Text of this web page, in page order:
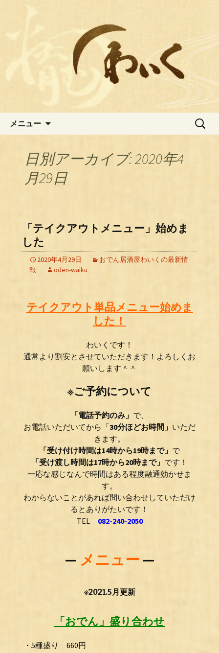
広島中区おでんが人気の居酒屋
【わいく】のブログ
おでん居酒屋わいくの最新情報
メニュー
検
日別アーカイブ: 2020年4
月29日
「テイクアウトメニュー」始めま
した
2020年4月29日
おでん居酒屋わいくの最新情
報
oden-waiku
テイクアウト単品メニュー始めま
した！
わいく です！
通常より割安とさせていただきます！よろしくお
願いします＾＾
※ご予約について
「電話予約のみ」 で、
お電話いただいてから「30分ほどお時間」 いただ
きます。
「受け付け時間は14時から19時まで」 で
「受け渡し時間は17時から20時まで」 です！
一応な感じなんで時間はある程度融通効かせま
す。
わからないことがあれば問い合わせしていただけ
るとありがたいです！
TEL 082-240-2050
— メニュー —
※2021.5月更新
「おでん」盛り合わせ
・5種盛り 660円